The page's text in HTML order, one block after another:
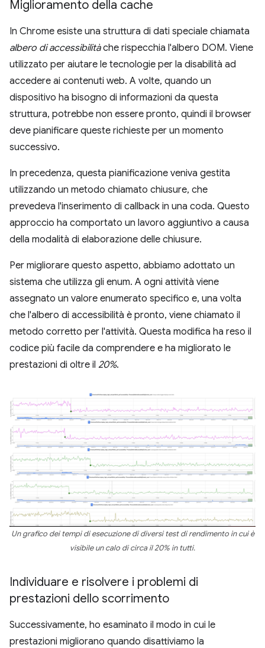
Miglioramento della cache
In Chrome esiste una struttura di dati speciale chiamata
albero di accessibilitàche rispecchia l'albero DOM. Viene
utilizzato per aiutare le tecnologie per la disabilità ad
accedere ai contenuti web. A volte, quando un
dispositivo ha bisogno di informazioni da questa
struttura, potrebbe non essere pronto, quindi il browser
deve pianificare queste richieste per un momento
successivo.
In precedenza, questa pianificazione veniva gestita
utilizzando un metodo chiamato chiusure, che
prevedeva l'inserimento di callback in una coda. Questo
approccio ha comportato un lavoro aggiuntivo a causa
della modalità di elaborazione delle chiusure.
Per migliorare questo aspetto, abbiamo adottato un
sistema che utilizza gli enum. A ogni attività viene
assegnato un valore enumerato specifico e, una volta
che l'albero di accessibilità è pronto, viene chiamato il
metodo corretto per l'attività. Questa modifica ha reso il
codice più facile da comprendere e ha migliorato le
prestazioni di oltre il 20%.
Un grafico dei tempi di esecuzione di diversi test di rendimento in cui è
visibile un calo di circa il 20% in tutti.
Individuare e risolvere i problemi di
prestazioni dello scorrimento
Successivamente, ho esaminato il modo in cui le
prestazioni migliorano quando disattiviamo la